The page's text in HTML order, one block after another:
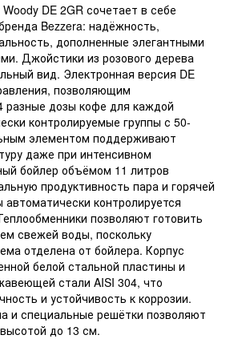
DE 2GR сочетает в себе
Bezzera: надёжность,
дополненные элегантными
Джойстики из розового дерева
вид. Электронная версия DE
позволяющим
разные дозы кофе для каждой
контролируемые группы с 50-
элементом поддерживают
даже при интенсивном
бойлер объёмом 11 литров
продуктивность пара и горячей
контролируется
позволяют готовить
свежей воды, поскольку
отделена от бойлера. Корпус
белой стальной пластины и
стали AISI 304, что
и устойчивость к коррозии.
и специальные решётки позволяют
до 13 см.